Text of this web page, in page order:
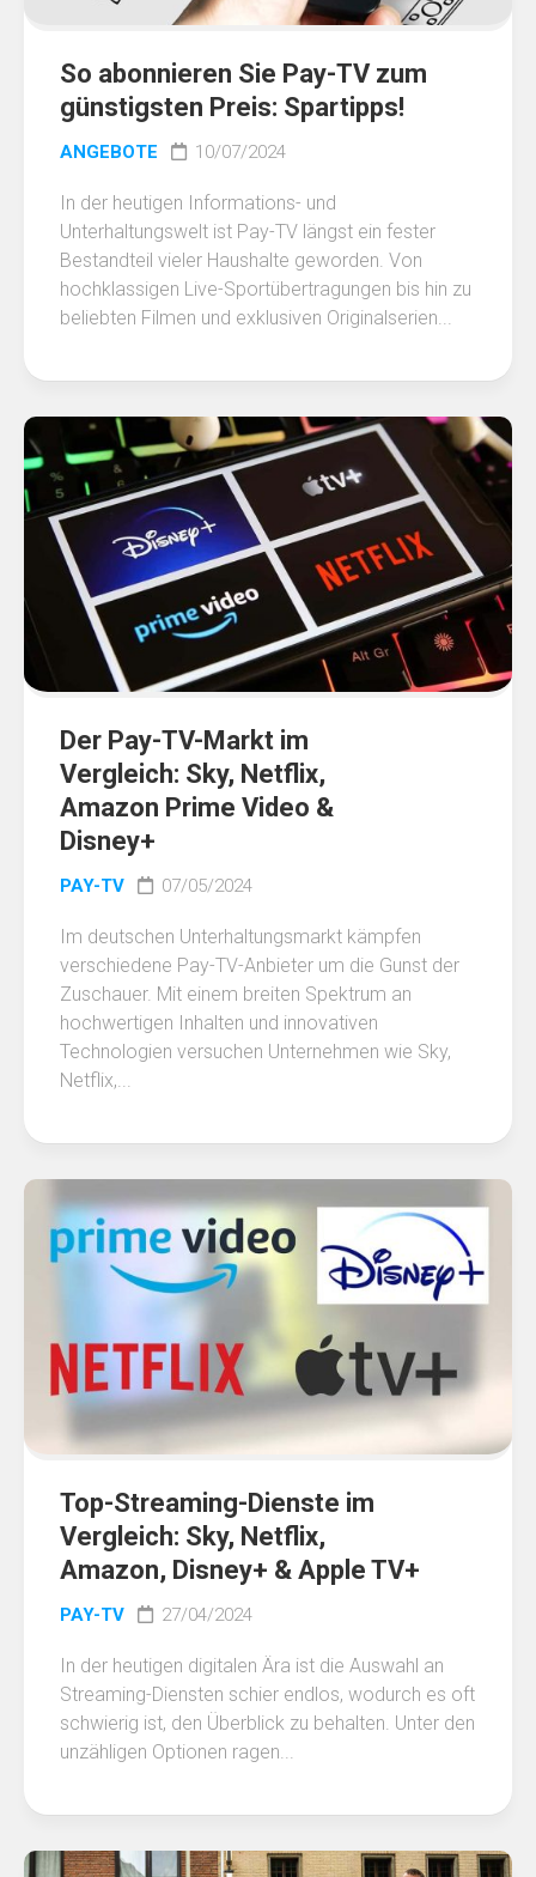
So abonnieren Sie Pay-TV zum
günstigsten Preis: Spartipps!
ANGEBOTE 10/07/2024
In der heutigen Informations- und
Unterhaltungswelt ist Pay-TV längst ein fester
Bestandteil vieler Haushalte geworden. Von
hochklassigen Live-Sportübertragungen bis hin zu
beliebten Filmen und exklusiven Originalserien...
Der Pay-TV-Markt im
Vergleich: Sky, Netflix,
Amazon Prime Video &
Disney+
PAY-TV 07/05/2024
Im deutschen Unterhaltungsmarkt kämpfen
verschiedene Pay-TV-Anbieter um die Gunst der
Zuschauer. Mit einem breiten Spektrum an
hochwertigen Inhalten und innovativen
Technologien versuchen Unternehmen wie Sky,
Netflix,...
Top-Streaming-Dienste im
Vergleich: Sky, Netflix,
Amazon, Disney+ & Apple TV+
PAY-TV 27/04/2024
In der heutigen digitalen Ära ist die Auswahl an
Streaming-Diensten schier endlos, wodurch es oft
schwierig ist, den Überblick zu behalten. Unter den
unzähligen Optionen ragen...